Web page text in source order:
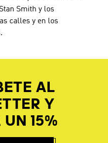
Smith y los
calles y en los
AL
Y
15%